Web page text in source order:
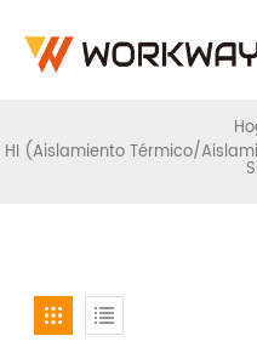
HI (aislamiento Térmico/